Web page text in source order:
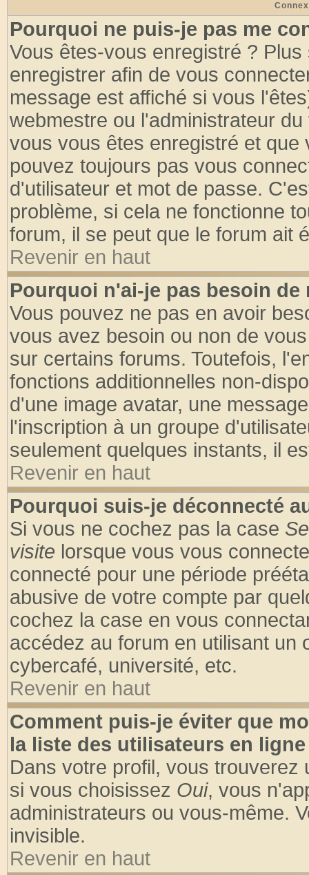
Pourquoi ne puis-je pas me
Vous êtes-vous enregistré ?
enregistrer afin de vous
message est affiché si vous
webmestre ou l'administrateur
vous vous êtes enregistré et
pouvez toujours pas vous
d'utilisateur et mot de passe.
problème, si cela ne fonctionne
forum, il se peut que le forum ait
Revenir en haut
Pourquoi n'ai-je pas besoin de
Vous pouvez ne pas en avoir
vous avez besoin ou non de
sur certains forums. Toutefois,
fonctions additionnelles non-
d'une image avatar, une
l'inscription à un groupe
seulement quelques instants, il
Revenir en haut
Pourquoi suis-je déconnecté
Si vous ne cochez pas la case
visite lorsque vous vous
connecté pour une période
abusive de votre compte par
cochez la case en vous
accédez au forum en utilisant un
cybercafé, université, etc.
Revenir en haut
Comment puis-je éviter que
la liste des utilisateurs en
Dans votre profil, vous trouverez
si vous choisissez Oui, vous
administrateurs ou vous-même.
invisible.
Revenir en haut